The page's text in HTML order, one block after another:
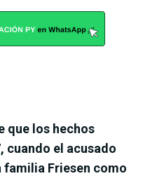
que los hechos
cuando el acusado
familia Friesen como